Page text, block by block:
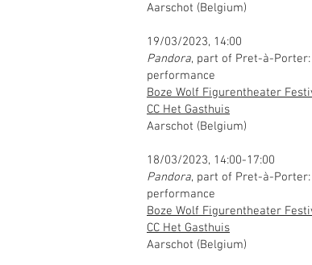
Aarschot (Belgium)
19/03/2023, 14:00
Pandora, part of Pret-à-Porter:
performance
Boze Wolf Figurentheater
CC Het Gasthuis
Aarschot (Belgium)
18/03/2023, 14:00-17:00
Pandora, part of Pret-à-Porter:
performance
Boze Wolf Figurentheater
CC Het Gasthuis
Aarschot (Belgium)